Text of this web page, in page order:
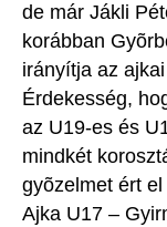
de már Jákli
korábban
irányítja az
Érdekesség,
az U19-es és
mindkét
gyõzelmet ért
Ajka U17 –